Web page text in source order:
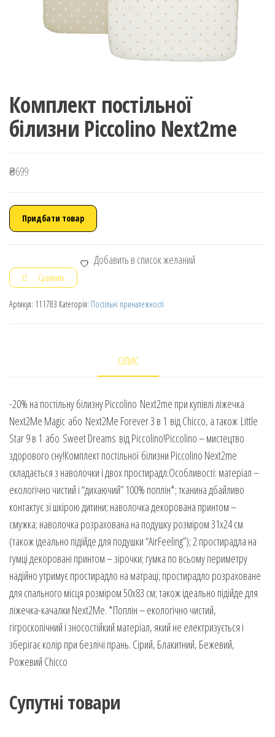
Комплект постільної
білизни Piccolino Next2me
₴699
Придбати товар
Добавить в список желаний
Сравнить
Артикул: 111783 Категорія: Постільні приналежності
ОПИС
-20% на постільну білизну Piccolino Next2me при купівлі ліжечка
Next2Me Magic або Next2Me Forever 3 в 1 від Chicco, а також Little
Star 9 в 1 або Sweet Dreams від Piccolino!Piccolino – мистецтво
здорового сну!Комплект постільної білизни Piccolino Next2me
складається з наволочки і двох простирадл.Особливості: матеріал –
екологічно чистий і “дихаючий” 100% поплін*; тканина дбайливо
контактує зі шкірою дитини; наволочка декорована принтом –
смужка; наволочка розрахована на подушку розміром 31х24 см
(також ідеально підійде для подушки “AirFeeling”); 2 простирадла на
гумці декоровані принтом – зірочки; гумка по всьому периметру
надійно утримує простирадло на матраці; простирадло розраховане
для спального місця розміром 50х83 см; також ідеально підійде для
ліжечка-качалки Next2Me. *Поплін – екологічно чистий,
гігроскопічний і зносостійкий матеріал, який не електризується і
зберігає колір при безлічі прань. Сірий, Блакитний, Бежевий,
Рожевий Chicco
Супутні товари